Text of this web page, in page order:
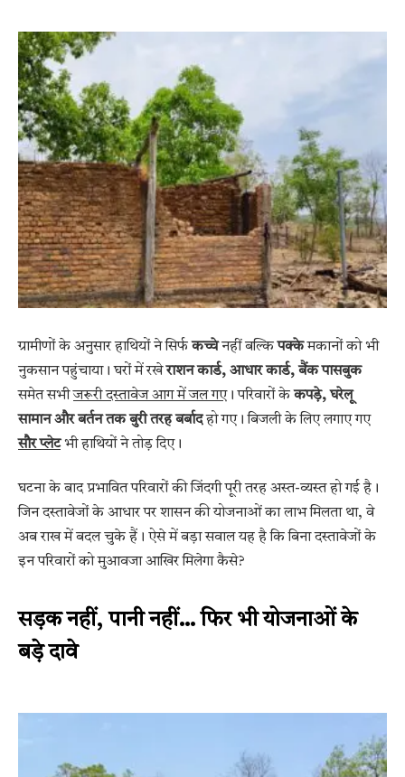
ग्रामीणों के अनुसार हाथियों ने सिर्फकच्चेनहीं बल्किपक्केमकानों को भी
नुकसान पहुंचाया। घरों में रखेराशन कार्ड, आधार कार्ड, बैंक पासबुक
समेत सभीजरूरी दस्तावेज आग में जल गए। परिवारों केकपड़े, घरेलू
सामान और बर्तन तक बुरी तरह बर्बादहो गए। बिजली के लिए लगाए गए
सौर प्लेटभी हाथियों ने तोड़ दिए।
घटना के बाद प्रभावित परिवारों की जिंदगी पूरी तरह अस्त-व्यस्त हो गई है।
जिन दस्तावेजों के आधार पर शासन की योजनाओं का लाभ मिलता था, वे
अब राख में बदल चुके हैं। ऐसे में बड़ा सवाल यह है कि बिना दस्तावेजों के
इन परिवारों को मुआवजा आखिर मिलेगा कैसे?
सड़क नहीं, पानी नहीं… फिर भी योजनाओं के
बड़े दावे